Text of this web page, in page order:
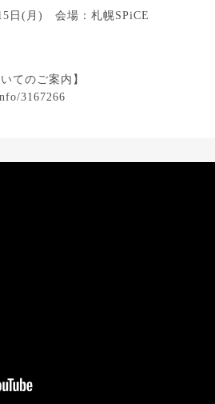
日(月) 会場：札幌SPiCE
てのご案内】
3167266